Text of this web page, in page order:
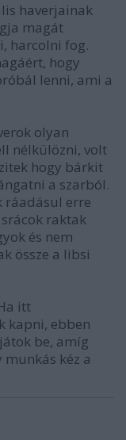
haverjainak
magát
harcolni fog.
hogy
lenni, ami a
olyan
nélkülözni, volt
hogy bárkit
a szarból.
ráadásul erre
raktak
és nem
össze a libsi
itt
kapni, ebben
be, amíg
kéz a